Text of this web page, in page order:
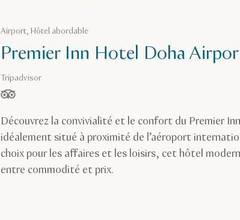
Airport, Hôtel abordable
Premier Inn Hotel Doha
Tripadvisor
étoiles sur 5, basé sur
Découvrez la convivialité et le confort du Premier
idéalement situé à proximité de l’aéroport
choix pour les affaires et les loisirs, cet hôtel
entre commodité et prix.